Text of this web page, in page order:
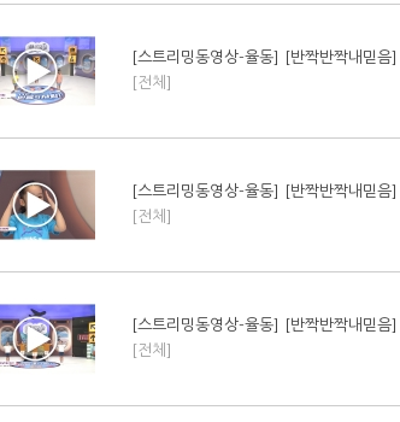
[스트리밍동영상-율동] [반짝반짝내믿
[전체]
[스트리밍동영상-율동] [반짝반짝내믿
[전체]
[스트리밍동영상-율동] [반짝반짝내믿음
[전체]